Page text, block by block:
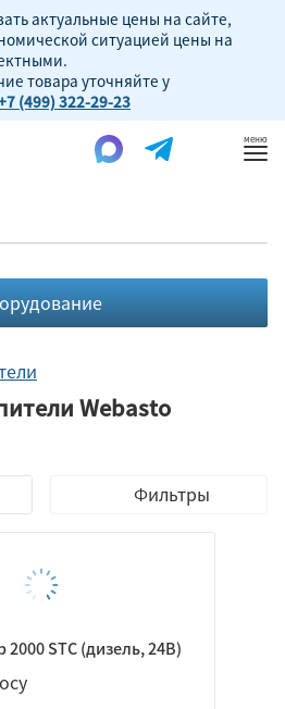
актуальные цены на сайте,
ситуацией цены на
товара уточняйте у
(499) 322-29-23
Webasto
Фильтры
2000 STC (дизель, 24В)